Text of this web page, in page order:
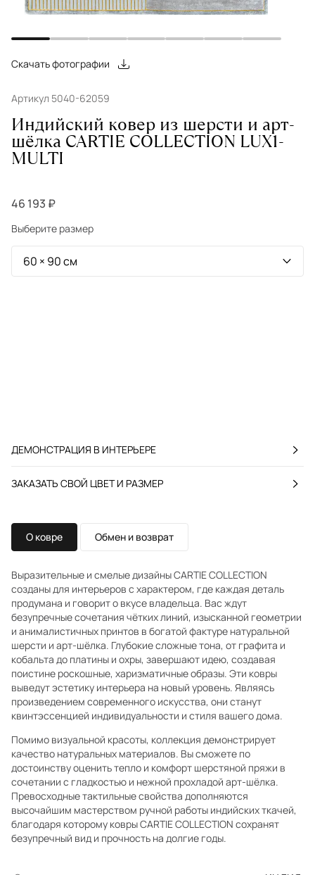
Скачать фотографии
Артикул 5040-62059
Индийский ковер из шерсти и арт-
шёлка CARTIE COLLECTION LUX1-
MULTI
46 193 ₽
Выберите размер
ДЕМОНСТРАЦИЯ В ИНТЕРЬЕРЕ
ЗАКАЗАТЬ СВОЙ ЦВЕТ И РАЗМЕР
О ковре Обмен и возврат
Выразительные и смелые дизайны CARTIE COLLECTION
созданы для интерьеров с характером, где каждая деталь
продумана и говорит о вкусе владельца. Вас ждут
безупречные сочетания чётких линий, изысканной геометрии
и анималистичных принтов в богатой фактуре натуральной
шерсти и арт-шёлка. Глубокие сложные тона, от графита и
кобальта до платины и охры, завершают идею, создавая
поистине роскошные, харизматичные образы. Эти ковры
выведут эстетику интерьера на новый уровень. Являясь
произведением современного искусства, они станут
квинтэссенцией индивидуальности и стиля вашего дома.
Помимо визуальной красоты, коллекция демонстрирует
качество натуральных материалов. Вы сможете по
достоинству оценить тепло и комфорт шерстяной пряжи в
сочетании с гладкостью и нежной прохладой арт-шёлка.
Превосходные тактильные свойства дополняются
высочайшим мастерством ручной работы индийских ткачей,
благодаря которому ковры CARTIE COLLECTION сохранят
безупречный вид и прочность на долгие годы.